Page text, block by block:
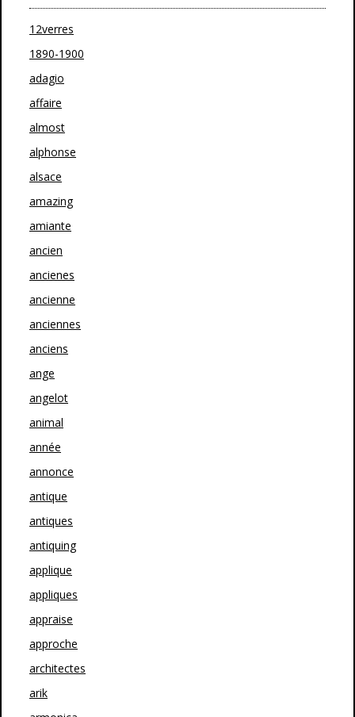
12verres
1890-1900
adagio
affaire
almost
alphonse
alsace
amazing
amiante
ancien
ancienes
ancienne
anciennes
anciens
ange
angelot
animal
année
annonce
antique
antiques
antiquing
applique
appliques
appraise
approche
architectes
arik